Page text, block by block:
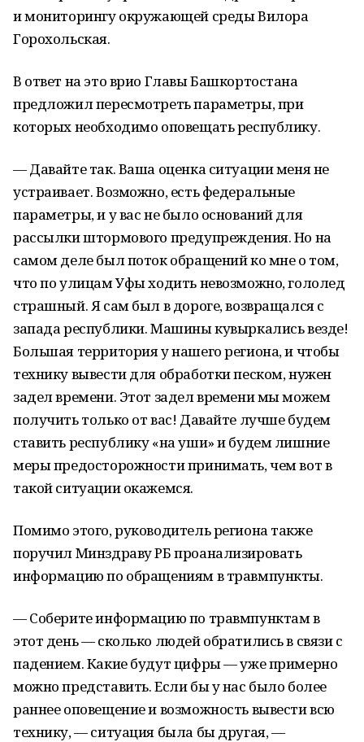
и мониторингу окружающей среды Вилора
Горохольская.
В ответ на это врио Главы Башкортостана
предложил пересмотреть параметры, при
которых необходимо оповещать республику.
— Давайте так. Ваша оценка ситуации меня не
устраивает. Возможно, есть федеральные
параметры, и у вас не было оснований для
рассылки штормового предупреждения. Но на
самом деле был поток обращений ко мне о том,
что по улицам Уфы ходить невозможно, гололед
страшный. Я сам был в дороге, возвращался с
запада республики. Машины кувыркались везде!
Большая территория у нашего региона, и чтобы
технику вывести для обработки песком, нужен
задел времени. Этот задел времени мы можем
получить только от вас! Давайте лучше будем
ставить республику «на уши» и будем лишние
меры предосторожности принимать, чем вот в
такой ситуации окажемся.
Помимо этого, руководитель региона также
поручил Минздраву РБ проанализировать
информацию по обращениям в травмпункты.
— Соберите информацию по травмпунктам в
этот день — сколько людей обратились в связи с
падением. Какие будут цифры — уже примерно
можно представить. Если бы у нас было более
раннее оповещение и возможность вывести всю
технику, — ситуация была бы другая, —